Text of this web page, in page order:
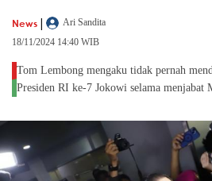
News |
Ari Sandita
18/11/2024 14:40 WIB
Tom Lembong mengaku tidak pernah
Presiden RI ke-7 Jokowi selama menjabat